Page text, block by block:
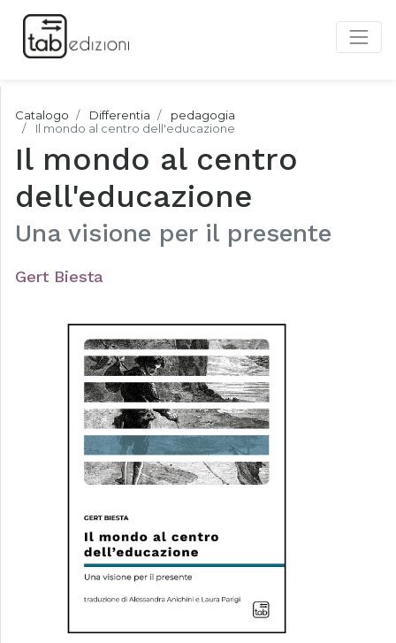
Catalogo Differentia
pedagogia
Il mondo al centro dell'educazione
Il mondo al centro
dell'educazione
Una visione per il presente
Gert Biesta